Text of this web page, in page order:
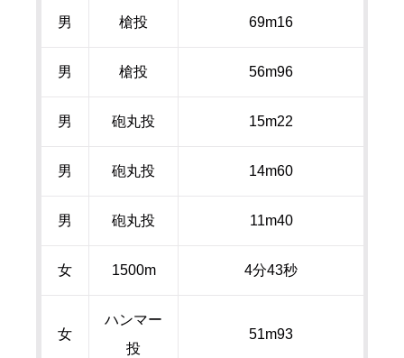
男 槍投 69m16
男 槍投 56m96
男 砲丸投 15m22
男 砲丸投 14m60
男 砲丸投 11m40
女 1500m 4分43秒
女
ハンマー
投
51m93